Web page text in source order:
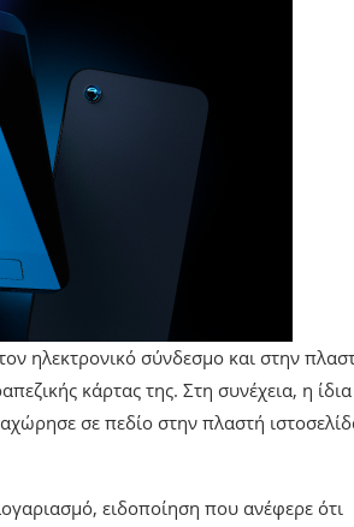
ηλεκτρονικό σύνδεσμο και στην
κάρτας της. Στη συνέχεια, η ίδια
σε πεδίο στην πλαστή
ειδοποίηση που ανέφερε ότι